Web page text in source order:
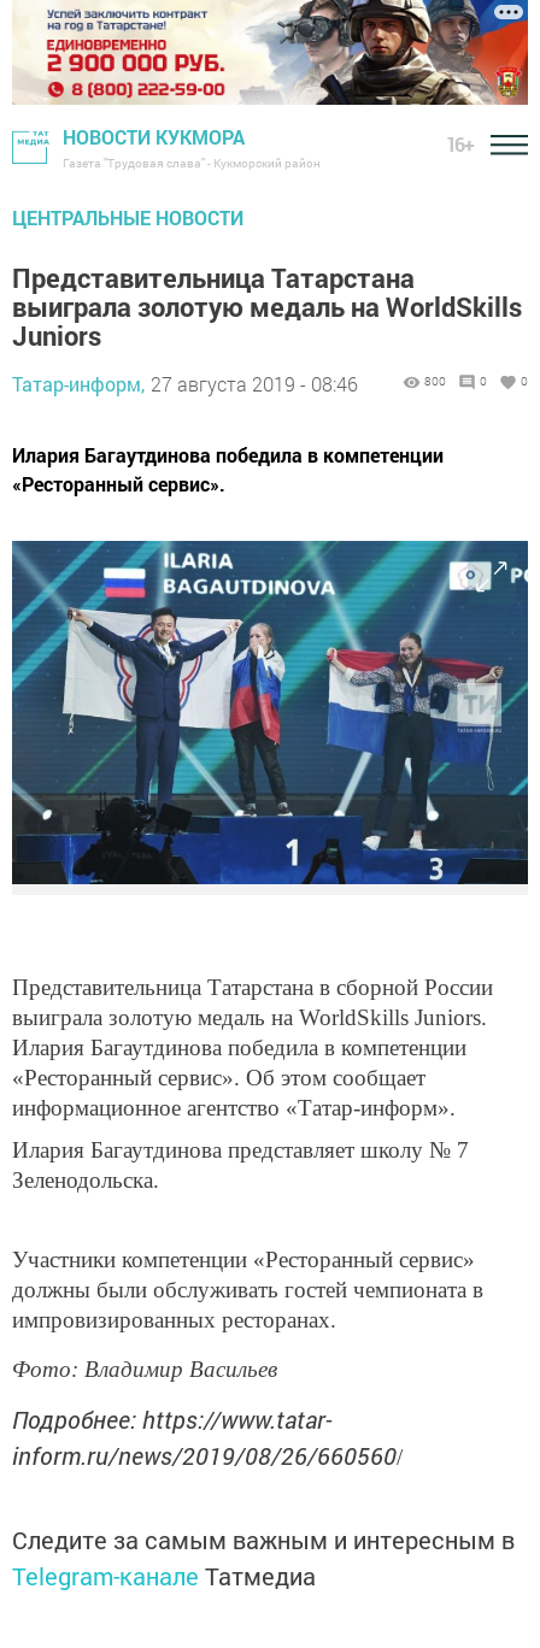
НОВОСТИ КУКМОРА
Газета "Трудовая слава" - Кукморский район
16+
ЦЕНТРАЛЬНЫЕ НОВОСТИ
Представительница Татарстана
выиграла золотую медаль на WorldSkills
Juniors
Татар-информ, 27 августа 2019 - 08:46 800 0 0
Илария Багаутдинова победила в компетенции
«Ресторанный сервис».
Представительница Татарстана в сборной России
выиграла золотую медаль на WorldSkills Juniors.
Илария Багаутдинова победила в компетенции
«Ресторанный сервис». Об этом сообщает
информационное агентство «Татар-информ».
Илария Багаутдинова представляет школу № 7
Зеленодольска.
Участники компетенции «Ресторанный сервис»
должны были обслуживать гостей чемпионата в
импровизированных ресторанах.
Фото: Владимир Васильев
Подробнее: https://www.tatar-
inform.ru/news/2019/08/26/660560/
Следите за самым важным и интересным в
Telegram-канале Татмедиа